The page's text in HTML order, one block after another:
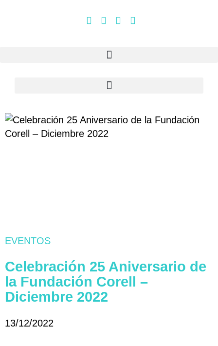
EVENTOS
Celebración 25 Aniversario de
la Fundación Corell –
Diciembre 2022
13/12/2022